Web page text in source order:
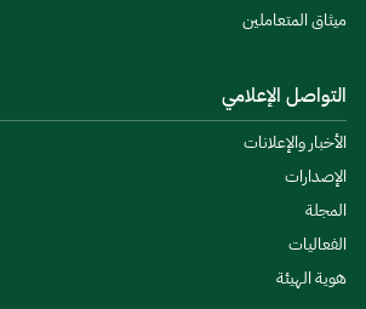
ميثاق المتعاملين
التواصل الإعلامي
الأخبار والإعلانات
الإصدارات
المجلة
الفعاليات
هوية الهيئة